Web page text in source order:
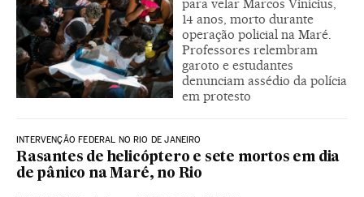
para velar Marcos Vinícius,
14 anos, morto durante
operação policial na Maré.
Professores relembram
garoto e estudantes
denunciam assédio da polícia
em protesto
INTERVENÇÃO FEDERAL NO RIO DE JANEIRO
Rasantes de helicóptero e sete mortos em dia
de pânico na Maré, no Rio